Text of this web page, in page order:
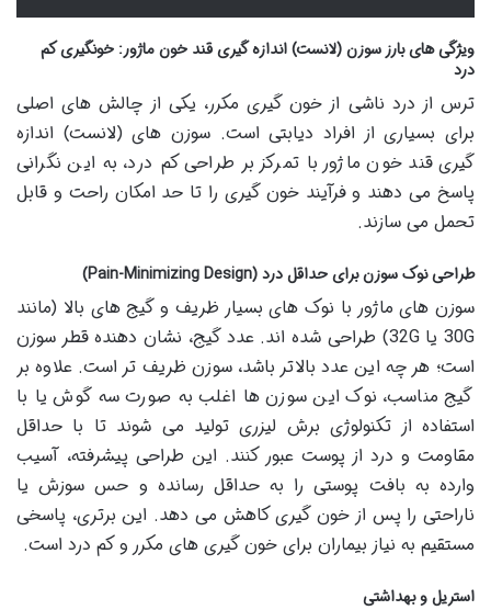
ویژگی های بارز سوزن (لانست) اندازه گیری قند خون ماژور: خونگیری کم
درد
ترس از درد ناشی از خون گیری مکرر، یکی از چالش های اصلی
برای بسیاری از افراد دیابتی است. سوزن های (لانست) اندازه
گیری قند خون ماژور با تمرکز بر طراحی کم درد، به این نگرانی
پاسخ می دهند و فرآیند خون گیری را تا حد امکان راحت و قابل
تحمل می سازند.
طراحی نوک سوزن برای حداقل درد (Pain-Minimizing Design)
سوزن های ماژور با نوک های بسیار ظریف و گیج های بالا (مانند
30G یا 32G) طراحی شده اند. عدد گیج، نشان دهنده قطر سوزن
است؛ هر چه این عدد بالاتر باشد، سوزن ظریف تر است. علاوه بر
گیج مناسب، نوک این سوزن ها اغلب به صورت سه گوش یا با
استفاده از تکنولوژی برش لیزری تولید می شوند تا با حداقل
مقاومت و درد از پوست عبور کنند. این طراحی پیشرفته، آسیب
وارده به بافت پوستی را به حداقل رسانده و حس سوزش یا
ناراحتی را پس از خون گیری کاهش می دهد. این برتری، پاسخی
مستقیم به نیاز بیماران برای خون گیری های مکرر و کم درد است.
استریل و بهداشتی